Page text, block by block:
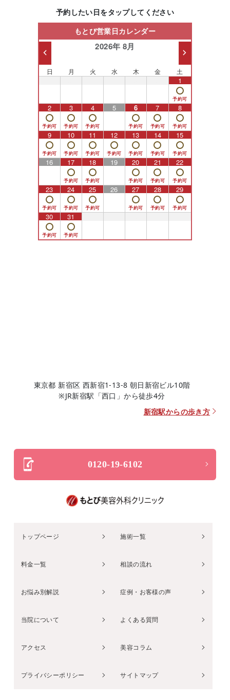
予約したい日をタップしてください
もとび営業日カレンダー
2026年 8月
日 月 火 水 木 金 土
1
2 3 4 5 6 7 8
9 10 11 12 13 14 15
16 17 18 19 20 21 22
23 24 25 26 27 28 29
30 31
東京都 新宿区 西新宿1-13-8 朝日新宿ビル10階
※JR新宿駅「西口」から徒歩4分
新宿駅からの歩き方
0120-19-6102
トップページ 施術一覧
料金一覧 相談の流れ
お悩み別解説 症例・お客様の声
当院について よくある質問
アクセス 美容コラム
プライバシーポリシー サイトマップ